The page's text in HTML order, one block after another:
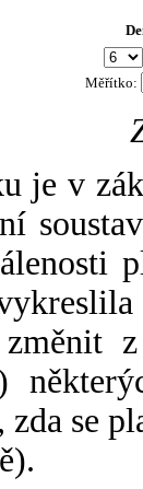
Měřítko:
je v
zda se